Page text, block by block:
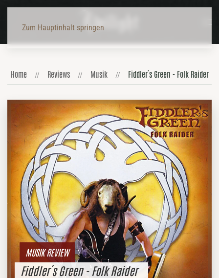
Zum Hauptinhalt springen
Home Reviews Musik Fiddler´s Green - Folk Raider
MUSIK REVIEW
Fiddler´s Green - Folk Raider